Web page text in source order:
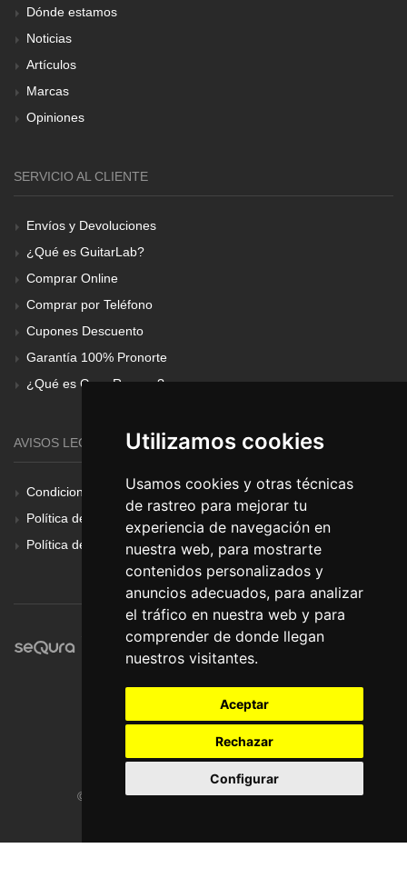
Utilizamos cookies
Usamos cookies y otras técnicas
de rastreo para mejorar tu
experiencia de navegación en
nuestra web, para mostrarte
contenidos personalizados y
anuncios adecuados, para analizar
el tráfico en nuestra web y para
comprender de donde llegan
nuestros visitantes.
Aceptar
Rechazar
Configurar
Dónde estamos
Noticias
Artículos
Marcas
Opiniones
SERVICIO AL CLIENTE
Envíos y Devoluciones
¿Qué es GuitarLab?
Comprar Online
Comprar por Teléfono
Cupones Descuento
Garantía 100% Pronorte
¿Qué es Gear Renove?
AVISOS LEGALES
Condiciones Generales
Política de Cookies
Política de Privacidad
© Pronorte Sonido SL. Todos los derechos reservados.